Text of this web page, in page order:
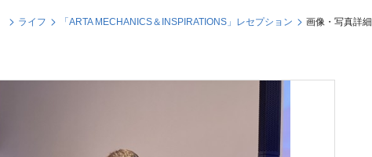
ライフ 「ARTA MECHANICS＆INSPIRATIONS」レセプション 画像・写真詳細